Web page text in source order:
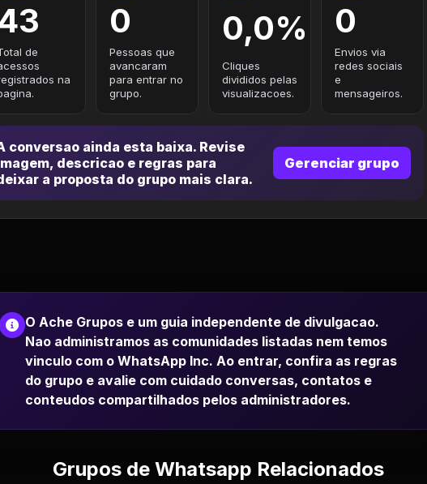
de
na
0
Pessoas que
avancaram
para entrar no
grupo.
0,0%
Cliques
divididos pelas
visualizacoes.
0
Envios via
redes sociais
e
mensageiros.
conversao ainda esta baixa. Revise
descricao e regras para
a proposta do grupo mais clara.
Gerenciar grupo
O Ache Grupos e um guia independente de divulgacao.
Nao administramos as comunidades listadas nem temos
vinculo com o WhatsApp Inc. Ao entrar, confira as regras
do grupo e avalie com cuidado conversas, contatos e
conteudos compartilhados pelos administradores.
Grupos de Whatsapp Relacionados